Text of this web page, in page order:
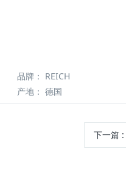
品牌： REICH
产地： 德国
下一篇: